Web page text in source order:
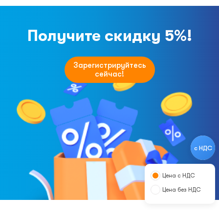
с НДС
Цена с НДС
Цена без НДС
Получите скидку 5%!
Зарегистрируйтесь
сейчас!